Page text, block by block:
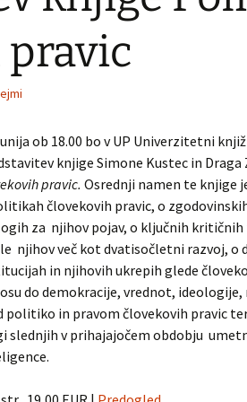
akti
ob 18.00 bo v UP Univerzitetni
knjige Simone Kustec in Draga
pravic. Osrednji namen te knjige
človekovih pravic, o
za njihov pojav, o ključnih kritičnih
njihov več kot dvatisočletni razvoj, o
in njihovih ukrepih glede
do demokracije, vrednot, ideologije,
politiko in pravom človekovih pravic
slednjih v prihajajočem obdobju